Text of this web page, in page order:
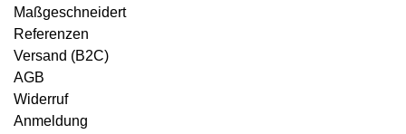
Maßgeschneidert
Referenzen
Versand (B2C)
AGB
Widerruf
Anmeldung